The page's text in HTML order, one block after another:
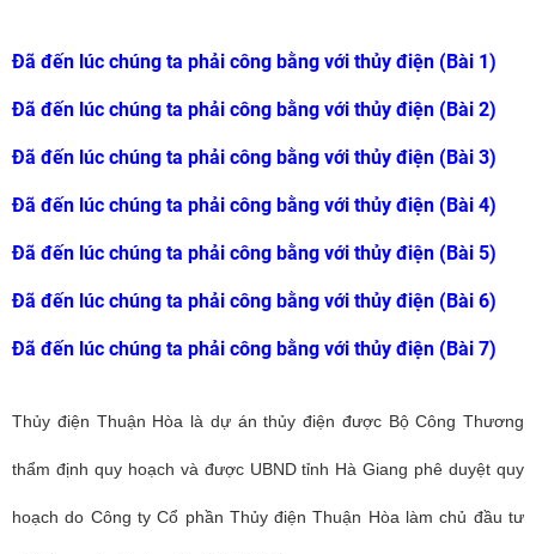
Đã đến lúc chúng ta phải công bằng với thủy điện (Bài 1)
Đã đến lúc chúng ta phải công bằng với thủy điện (Bài 2)
Đã đến lúc chúng ta phải công bằng với thủy điện (Bài 3)
Đã đến lúc chúng ta phải công bằng với thủy điện (Bài 4)
Đã đến lúc chúng ta phải công bằng với thủy điện (Bài 5)
Đã đến lúc chúng ta phải công bằng với thủy điện (Bài 6)
Đã đến lúc chúng ta phải công bằng với thủy điện (Bài 7)
Thủy điện Thuận Hòa là dự án thủy điện được Bộ Công Thương
thẩm định quy hoạch và được UBND tỉnh Hà Giang phê duyệt quy
hoạch do Công ty Cổ phần Thủy điện Thuận Hòa làm chủ đầu tư